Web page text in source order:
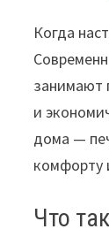
Когда
занимают
и
дома —
комфорту
Что